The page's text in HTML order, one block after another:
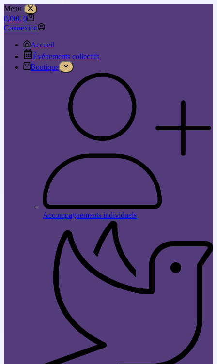
Menu
0,00€ 0
Connexion
Accueil
Événements collectifs
Boutique
Accompagnements individuels